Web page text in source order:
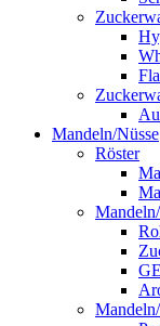
Mandeln/Nüsse
Röster